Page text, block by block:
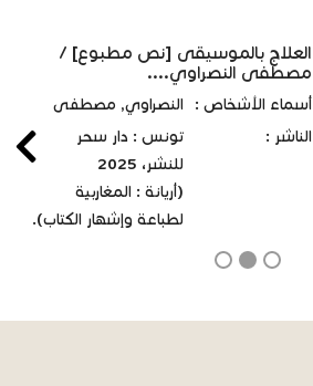
العلاج بالموسيقى [نص مطبوع] /
مصطفى النصراوي....
أسماء الأشخاص :
النصراوي, مصطفى
الناشر :
تونس : دار سحر
للنشر، 2025
(أريانة : المغاربية
لطباعة وإشهار الكتاب).